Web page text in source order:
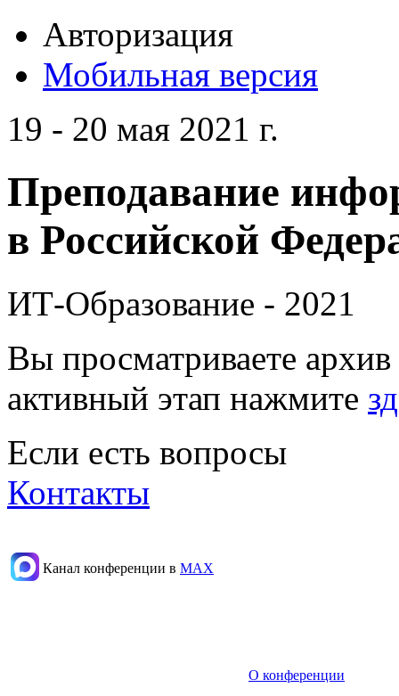
Авторизация
Мобильная версия
19 - 20 мая 2021 г.
Преподавание
в Российской
ИТ-Образование - 2021
Вы просматриваете
активный этап нажмите
Если есть вопросы
Контакты
Канал конференции в МАХ
О конференции